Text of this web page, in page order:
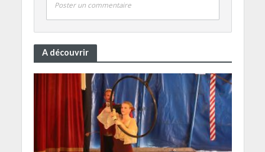
Poster un commentaire
A découvrir